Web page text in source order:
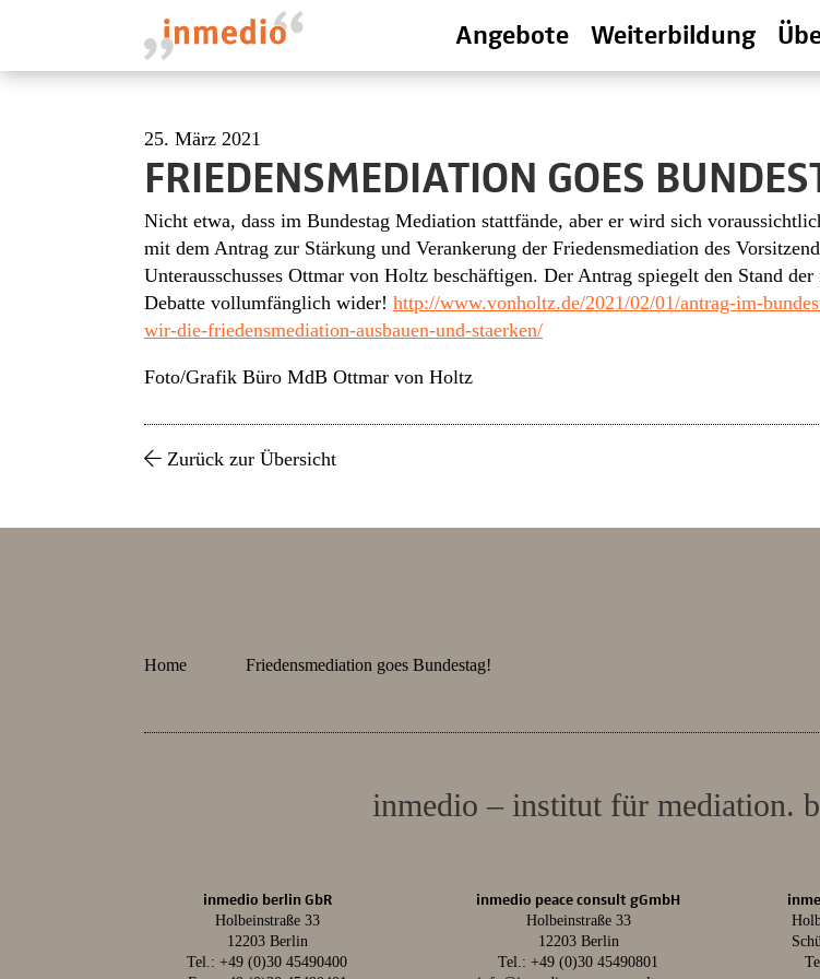
Angebote Weiterbildung
25. März 2021
FRIEDENSMEDIATION GOES
Nicht etwa, dass im Bundestag Mediation stattfände, aber er wird sich
mit dem Antrag zur Stärkung und Verankerung der Friedensmediation des
Unterausschusses Ottmar von Holtz beschäftigen. Der Antrag spiegelt den Stand
Debatte vollumfänglich wider! http://www.vonholtz.de/2021/02/01/antrag-im-
wir-die-friedensmediation-ausbauen-und-staerken/
Foto/Grafik Büro MdB Ottmar von Holtz
Zurück zur Übersicht
Home Friedensmediation goes Bundestag!
inmedio – institut für mediation.
inmedio berlin GbR
Holbeinstraße 33
12203 Berlin
Tel.:+49 (0)30 45490400
inmedio peace consult gGmbH
Holbeinstraße 33
12203 Berlin
Tel.:+49 (0)30 45490801